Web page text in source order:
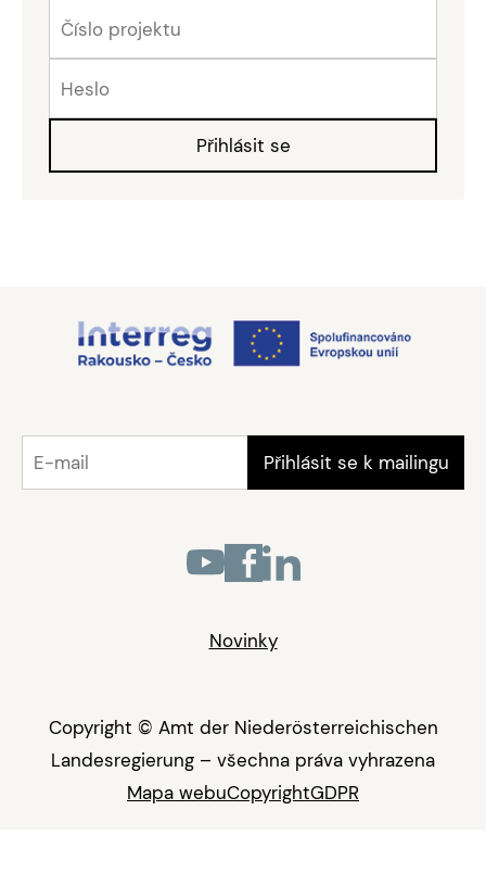
Novinky
Copyright © Amt der Niederösterreichischen
Landesregierung – všechna práva vyhrazena
Mapa webuCopyrightGDPR